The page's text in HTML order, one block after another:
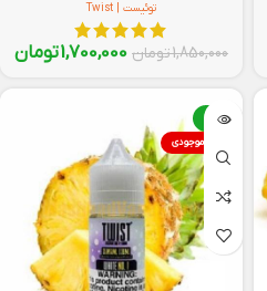
توئیست | Twist
1,850,000تومان 1,700,000تومان
-8%
اتمام موجودی